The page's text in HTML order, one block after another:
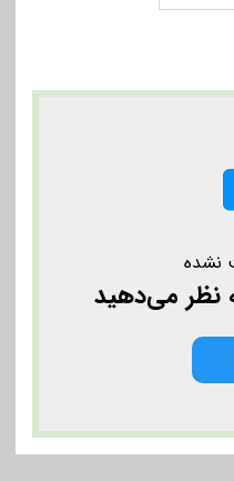
نشده
نظر می‌دهید